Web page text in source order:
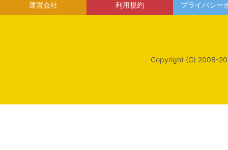
運営会社 利用規約 プライバシー
Copyright (C) 2008-